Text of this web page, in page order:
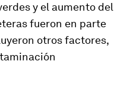
y el aumento del
fueron en parte
otros factores,